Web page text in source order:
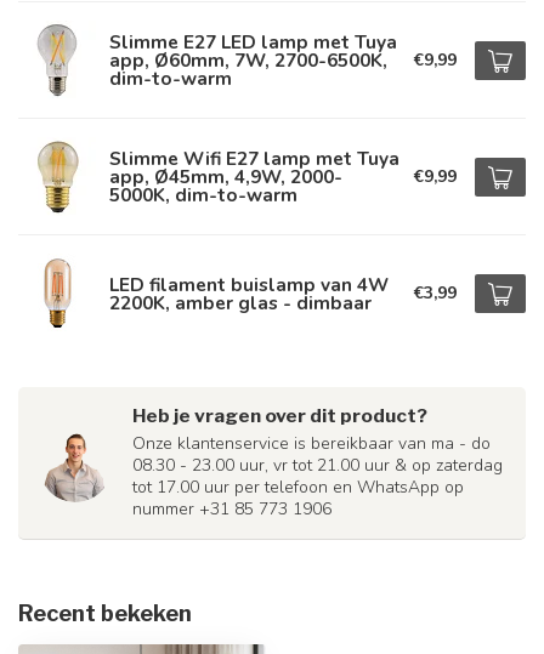
Slimme E27 LED lamp met Tuya
app, Ø60mm, 7W, 2700-6500K,
dim-to-warm
€9,99
Slimme Wifi E27 lamp met Tuya
app, Ø45mm, 4,9W, 2000-
5000K, dim-to-warm
€9,99
LED filament buislamp van 4W
2200K, amber glas - dimbaar €3,99
Heb je vragen over dit product?
Onze klantenservice is bereikbaar van ma - do
08.30 - 23.00 uur, vr tot 21.00 uur & op zaterdag
tot 17.00 uur per telefoon en WhatsApp op
nummer +31 85 773 1906
Recent bekeken